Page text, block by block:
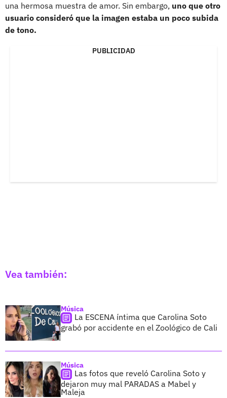
una hermosa muestra de amor. Sin embargo, uno que otro
usuario consideró que la imagen estaba un poco subida
de tono.
PUBLICIDAD
Vea también:
Música
La ESCENA íntima que Carolina Soto
grabó por accidente en el Zoológico de Cali
Música
Las fotos que reveló Carolina Soto y
dejaron muy mal PARADAS a Mabel y
Maleja